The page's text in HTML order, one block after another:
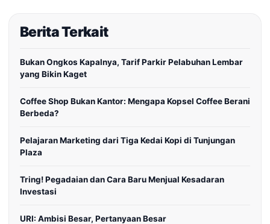
Berita Terkait
Bukan Ongkos Kapalnya, Tarif Parkir Pelabuhan Lembar
yang Bikin Kaget
Coffee Shop Bukan Kantor: Mengapa Kopsel Coffee Berani
Berbeda?
Pelajaran Marketing dari Tiga Kedai Kopi di Tunjungan
Plaza
Tring! Pegadaian dan Cara Baru Menjual Kesadaran
Investasi
URI: Ambisi Besar, Pertanyaan Besar